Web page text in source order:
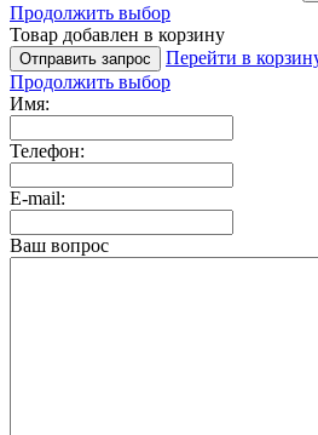
Продолжить выбор
Товар добавлен в корзину
Отправить запрос
Перейти в
Продолжить выбор
Имя:
Телефон:
E-mail:
Ваш вопрос